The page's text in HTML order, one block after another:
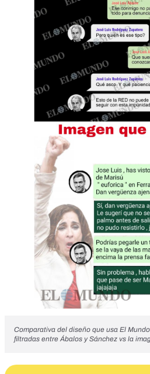
Comparativa del diseño que usa El
filtradas entre Ábalos y Sánchez vs la